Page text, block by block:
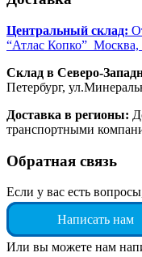
Центральный склад:
“Атлас Копко”
Склад в Северо-
Петербург,
Доставка в регионы:
транспортными
Обратная связь
Если у вас есть
Написать нам
Или вы можете нам